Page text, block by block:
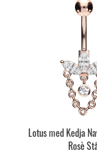
Lotus med Kedja
Rosè